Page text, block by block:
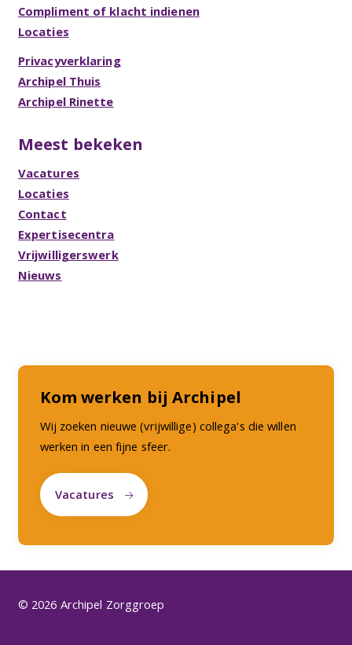
Compliment of klacht indienen
Locaties
Privacyverklaring
Archipel Thuis
Archipel Rinette
Meest bekeken
Vacatures
Locaties
Contact
Expertisecentra
Vrijwilligerswerk
Nieuws
Kom werken bij Archipel
Wij zoeken nieuwe (vrijwillige) collega's die willen
werken in een fijne sfeer.
Vacatures
© 2026 Archipel Zorggroep